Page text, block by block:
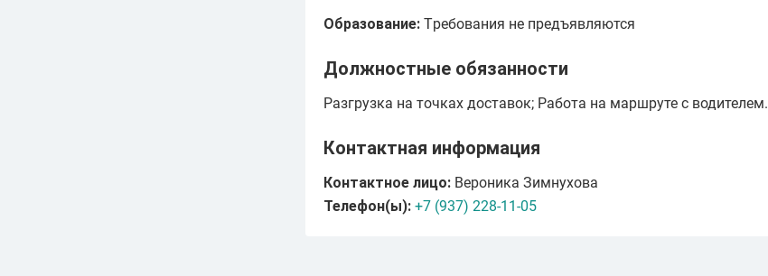
Образование:Tребования не предъявляются
Должностные обязанности
Разгрузка на точках доставок; Работа на маршруте с водителем.
Контактная информация
Контактное лицо:Вероника Зимнухова
Телефон(ы): +7 (937) 228-11-05